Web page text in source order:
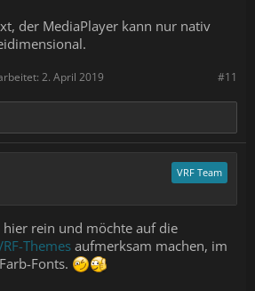
der MediaPlayer kann nur nativ
#11
2. April 2019
VRF Team
rein und möchte auf die
Themesaufmerksam machen, im
Fonts.